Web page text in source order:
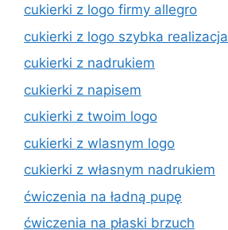
cukierki z logo firmy allegro
cukierki z logo szybka realizacja
cukierki z nadrukiem
cukierki z napisem
cukierki z twoim logo
cukierki z wlasnym logo
cukierki z własnym nadrukiem
ćwiczenia na ładną pupę
ćwiczenia na płaski brzuch